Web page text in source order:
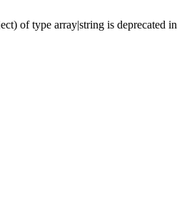
of type array|string is deprecated in